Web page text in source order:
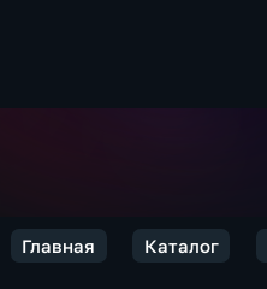
Главная Каталог